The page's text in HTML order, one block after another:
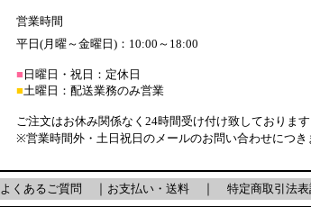
営業時間
平日(月曜～金曜日)：10:00～18:00
■ 日曜日・祝日：定休日
■土曜日：配送業務のみ営業
ご注文はお休み関係なく24時間受け付け致しております
※営業時間外・土日祝日のメールのお問い合わせにつ
よくあるご質問 お支払い・送料 特定商取引法